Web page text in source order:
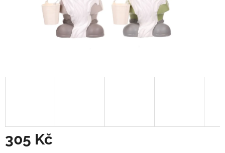
305 Kč